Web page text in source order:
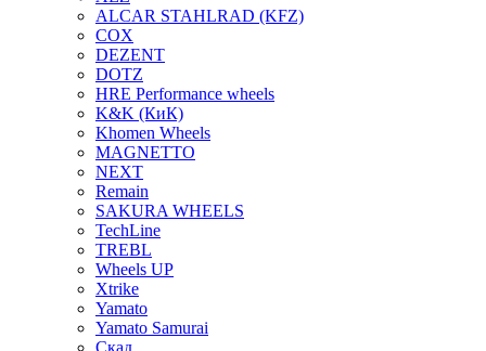
ALCAR STAHLRAD (KFZ)
COX
DEZENT
DOTZ
HRE Performance wheels
K&K (КиК)
Khomen Wheels
MAGNETTO
NEXT
Remain
SAKURA WHEELS
TechLine
TREBL
Wheels UP
Xtrike
Yamato
Yamato Samurai
Скад